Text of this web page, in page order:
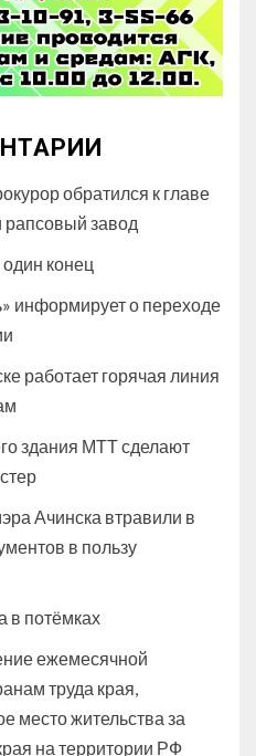
обратился к главе
рапсовый завод
конец
информирует о переходе
работает горячая линия
здания МТТ сделают
Ачинска втравили в
в пользу
в потёмках
ежемесячной
труда края,
место жительства за
на территории РФ